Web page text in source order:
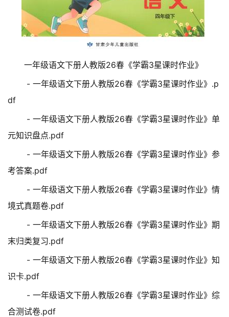
一年级语文下册人教版26春《学霸3星课时作业》
- 一年级语文下册人教版26春《学霸3星课时作业》.p
df
- 一年级语文下册人教版26春《学霸3星课时作业》单
元知识盘点.pdf
- 一年级语文下册人教版26春《学霸3星课时作业》参
考答案.pdf
- 一年级语文下册人教版26春《学霸3星课时作业》情
境式真题卷.pdf
- 一年级语文下册人教版26春《学霸3星课时作业》期
末归类复习.pdf
- 一年级语文下册人教版26春《学霸3星课时作业》知
识卡.pdf
- 一年级语文下册人教版26春《学霸3星课时作业》综
合测试卷.pdf